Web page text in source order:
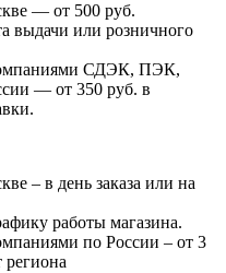
— от 500 руб.
выдачи или розничного
СДЭК, ПЭК,
— от 350 руб. в
– в день заказа или на
работы магазина.
по России – от 3
региона